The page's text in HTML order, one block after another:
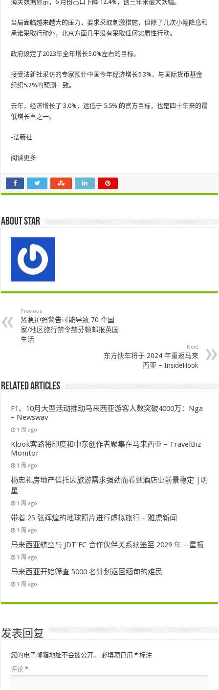
海关数据显示，6 月份出口下降 12.4%，创三年来最大跌幅。
当局面临越来越大的压力，要求采取刺激措施，但除了几次小幅降息和
承诺采取行动外，北京方面几乎没有采取任何实质性行动。
政府设定了2023年全年增长5.0%左右的目标。
接受法新社采访的专家预计中国今年经济增长5.3%，与国际货币基金
组织5.2%的预测一致。
去年，经济增长了 3.0%，远低于 5.5% 的官方目标，也是四十年来的最
低增长率之一。
-法新社
阅读更多
About star
Previous
紧急护照警告可能导致 70 个国
家/地区旅行禁令赫芬顿邮报英国
生活
Next
东方快车将于 2024 年重返马来
西亚 – InsideHook
Related Articles
F1、10月大型活动推动马来西亚游客人数突破4000万：Nga
– Newswav
1 周 ago
Klook客路将印度和中东创作者聚集在马来西亚 – TravelBiz
Monitor
1 周 ago
杨忠礼房地产信托因旅游需求强劲而看到酒店业前景稳定 |明
星
1 周 ago
带着 25 张辉煌的地球照片进行虚拟旅行 – 雅虎新闻
1 周 ago
马来西亚航空与 JDT FC 合作伙伴关系续签至 2029 年 – 星报
1 周 ago
马来西亚开始筛查 5000 名计划返回缅甸的难民
1 周 ago
发表回复
您的电子邮箱地址不会被公开。 必填项已用* 标注
评论*